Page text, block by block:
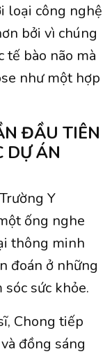
loại công nghệ
bởi vì chúng
tế bào não mà
như một hợp
ĐẦU TIÊN
DỰ ÁN
Y
ống nghe
thông minh
đoán ở những
sức khỏe.
Chong tiếp
đồng sáng